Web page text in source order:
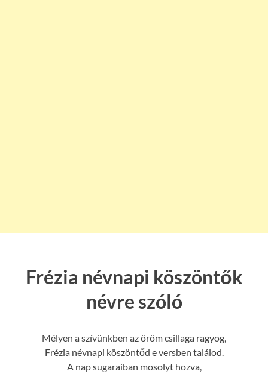
Frézia névnapi köszöntők
névre szóló
Mélyen a szívünkben az öröm csillaga ragyog,
Frézia névnapi köszöntőd e versben találod.
A nap sugaraiban mosolyt hozva,